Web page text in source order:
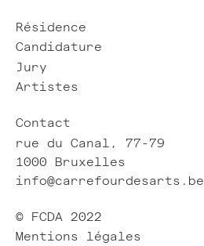
Résidence
Candidature
Jury
Artistes
Contact
rue du Canal, 77-79
1000 Bruxelles
info@carrefourdesarts.be
© FCDA 2022
Mentions légales